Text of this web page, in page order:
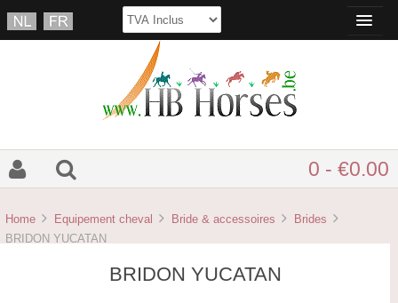
0 - €0.00
Home Equipement cheval Bride & accessoires
Brides
BRIDON YUCATAN
BRIDON YUCATAN